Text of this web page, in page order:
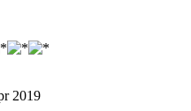
2019